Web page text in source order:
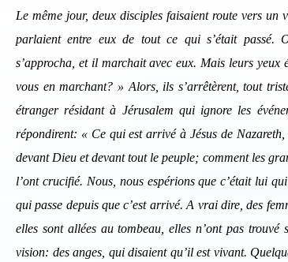
Le même jour, deux disciples faisaient route vers un
parlaient entre eux de tout ce qui s’était passé.
s’approcha, et il marchait avec eux. Mais leurs
vous en marchant? » Alors, ils s’arrêtèrent, tout
étranger résidant à Jérusalem qui ignore les
répondirent: « Ce qui est arrivé à Jésus de
devant Dieu et devant tout le peuple; comment les
l’ont crucifié. Nous, nous espérions que c’était lui
qui passe depuis que c’est arrivé. A vrai dire, des
elles sont allées au tombeau, elles n’ont pas
vision: des anges, qui disaient qu’il est vivant.